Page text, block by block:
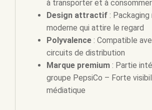
à transporter et à consommer
Design attractif :
moderne qui attire le regard
Polyvalence : Compatible
circuits de distribution
Marque premium : Partie
groupe PepsiCo – Forte
médiatique